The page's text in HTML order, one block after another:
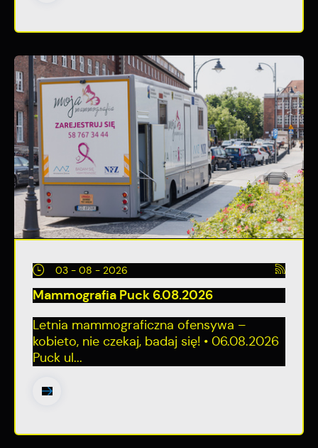
03 - 08 - 2026
Mammografia Puck 6.08.2026
Letnia mammograficzna ofensywa –
kobieto, nie czekaj, badaj się! • 06.08.2026
Puck ul...